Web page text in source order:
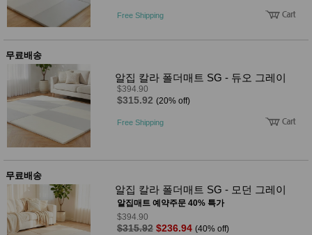
내의
가방/지
패션/잡
활
세탁세
제
보기
침구용
품
생활/욕
실/청소
용품
DECO
Pet
Supplies
Free Shipping
무료배송
알집 칼라 폴더매트 SG - 듀오 그레이
$394.90
$315.92 (20% off)
Free Shipping
무료배송
알집 칼라 폴더매트 SG - 모던 그레이
알집매트 예약주문 40% 특가
$394.90
$315.92 $236.94 (40% off)